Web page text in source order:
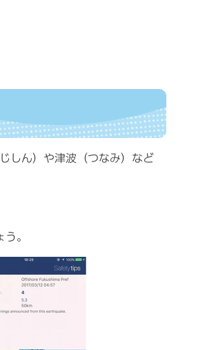
ん）や津波（つなみ）など
。